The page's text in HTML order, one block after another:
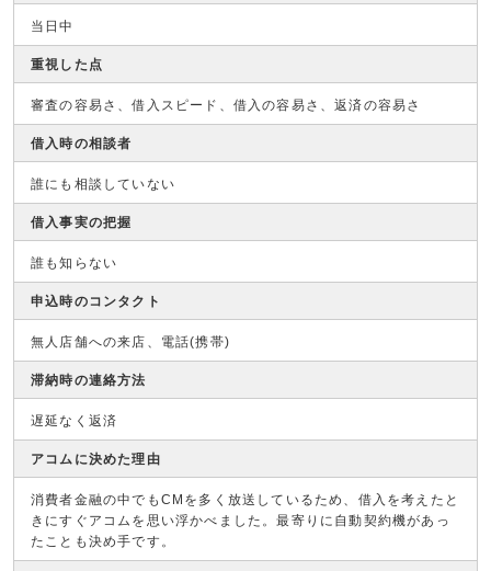
当日中
重視した点
審査の容易さ、借入スピード、借入の容易さ、返済の容易さ
借入時の相談者
誰にも相談していない
借入事実の把握
誰も知らない
申込時のコンタクト
無人店舗への来店、電話(携帯)
滞納時の連絡方法
遅延なく返済
アコムに決めた理由
消費者金融の中でもCMを多く放送しているため、借入を考えたと
きにすぐアコムを思い浮かべました。最寄りに自動契約機があっ
たことも決め手です。